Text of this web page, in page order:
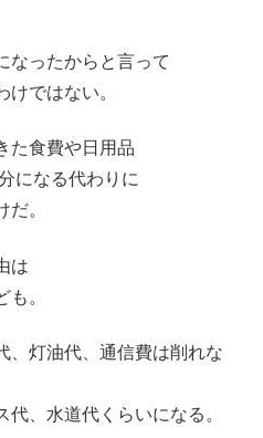
なったからと言って
ではない。
た食費や日用品
になる代わりに
。
は
。
、灯油代、通信費は削れな
、水道代くらいになる。